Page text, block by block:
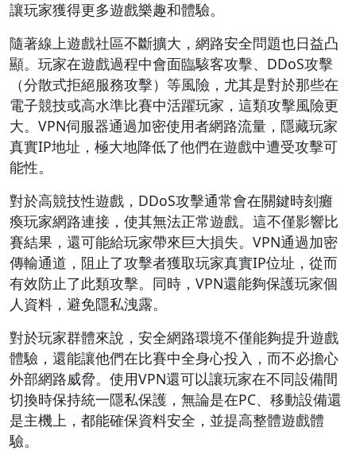
讓玩家獲得更多遊戲樂趣和體驗。
隨著線上遊戲社區不斷擴大，網路安全問題也日益凸
顯。玩家在遊戲過程中會面臨駭客攻擊、DDoS攻擊
（分散式拒絕服務攻擊）等風險，尤其是對於那些在
電子競技或高水準比賽中活躍玩家，這類攻擊風險更
大。VPN伺服器通過加密使用者網路流量，隱藏玩家
真實IP地址，極大地降低了他們在遊戲中遭受攻擊可
能性。
對於高競技性遊戲，DDoS攻擊通常會在關鍵時刻癱
瘓玩家網路連接，使其無法正常遊戲。這不僅影響比
賽結果，還可能給玩家帶來巨大損失。VPN通過加密
傳輸通道，阻止了攻擊者獲取玩家真實IP位址，從而
有效防止了此類攻擊。同時，VPN還能夠保護玩家個
人資料，避免隱私洩露。
對於玩家群體來說，安全網路環境不僅能夠提升遊戲
體驗，還能讓他們在比賽中全身心投入，而不必擔心
外部網路威脅。使用VPN還可以讓玩家在不同設備間
切換時保持統一隱私保護，無論是在PC、移動設備還
是主機上，都能確保資料安全，並提高整體遊戲體
驗。